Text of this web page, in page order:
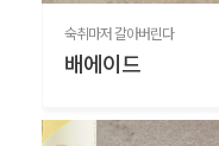
숙취마저 갈아버린다
배에이드